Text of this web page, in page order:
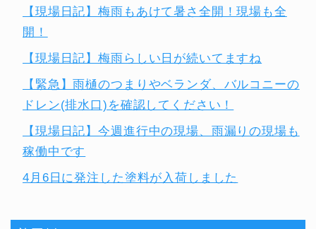
【現場日記】梅雨もあけて暑さ全開！現場も全
開！
【現場日記】梅雨らしい日が続いてますね
【緊急】雨樋のつまりやベランダ、バルコニーの
ドレン(排水口)を確認してください！
【現場日記】今週進行中の現場、雨漏りの現場も
稼働中です
4月6日に発注した塗料が入荷しました